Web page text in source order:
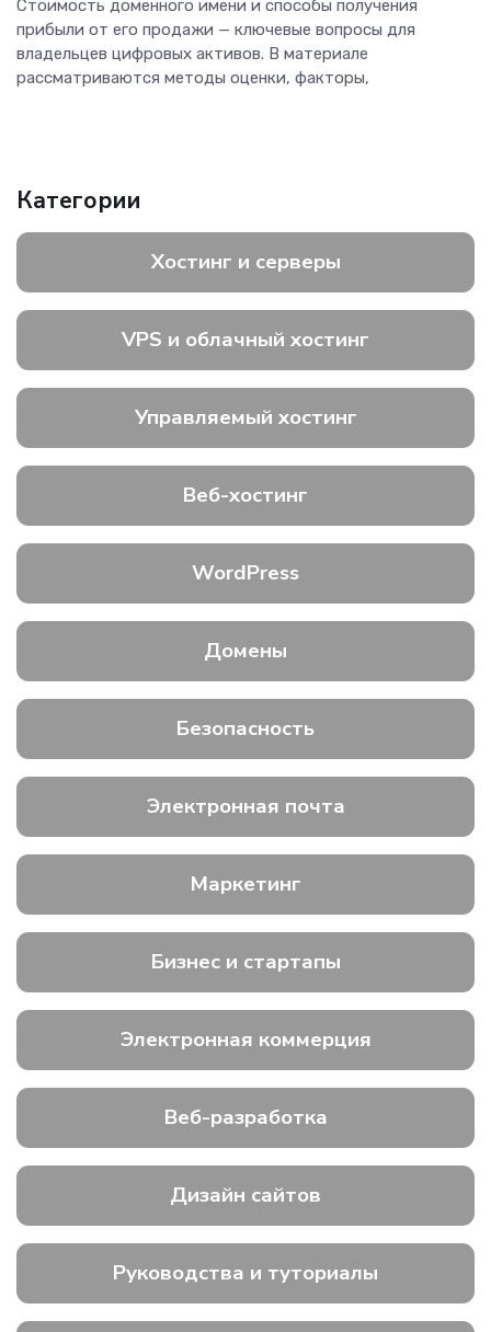
Стоимость доменного имени и способы получения
прибыли от его продажи — ключевые вопросы для
владельцев цифровых активов. В материале
рассматриваются методы оценки, факторы,
Категории
Хостинг и серверы
VPS и облачный хостинг
Управляемый хостинг
Веб-хостинг
WordPress
Домены
Безопасность
Электронная почта
Маркетинг
Бизнес и стартапы
Электронная коммерция
Веб-разработка
Дизайн сайтов
Руководства и туториалы